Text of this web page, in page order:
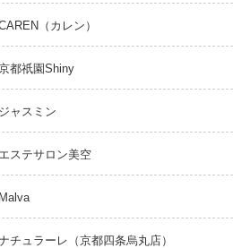
（カレン）
都祇園Shiny
ャスミン
ステサロン美空
チュラーレ（京都四条烏丸店）